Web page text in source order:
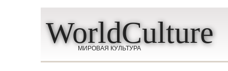
WorldCulture
МИРОВАЯ КУЛЬТУРА